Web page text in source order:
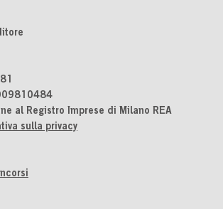
al Registro Imprese di Milano REA
sulla privacy